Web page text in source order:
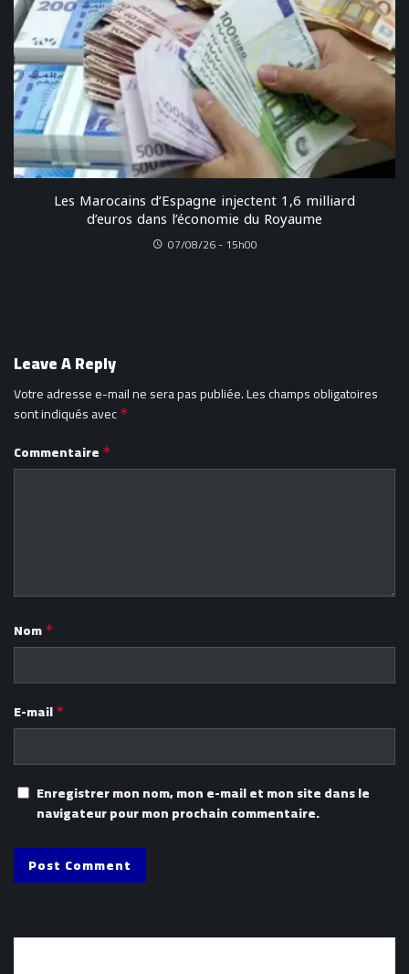
Les Marocains d’Espagne injectent 1,6 milliard
d’euros dans l’économie du Royaume
07/08/26 - 15h00
Leave A Reply
Votre adresse e-mail ne sera pas publiée.Les champs obligatoires
sont indiqués avec *
Commentaire *
Nom *
E-mail *
Enregistrer mon nom, mon e-mail et mon site dans le
navigateur pour mon prochain commentaire.